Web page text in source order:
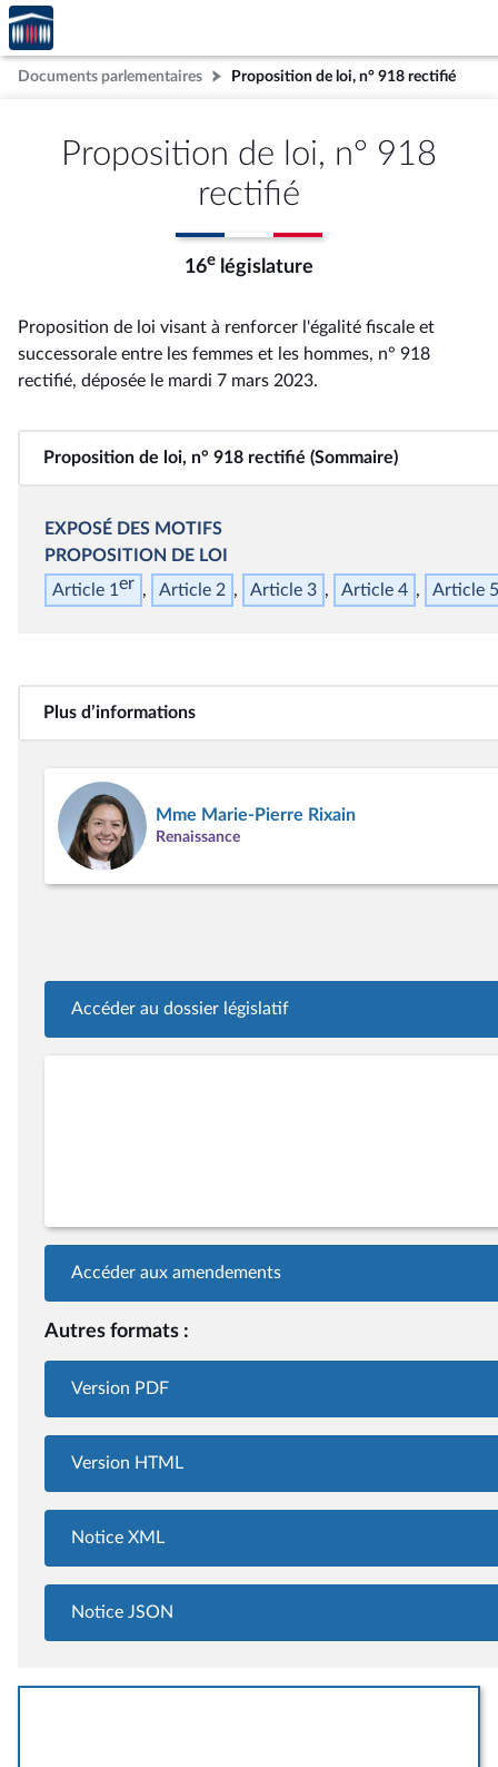
Aller au contenu
Aller en bas de la page
Accèder
à la
page
d'accueil
Documents parlementaires Proposition de loi, n° 918 rectifié
Proposition de loi, n° 918
rectifié
16e législature
Proposition de loi visant à renforcer l'égalité fiscale et
successorale entre les femmes et les hommes, n° 918
rectifié, déposée le mardi 7 mars 2023.
Proposition de loi, n° 918 rectifié (Sommaire)
EXPOSÉ DES MOTIFS
PROPOSITION DE LOI
Article 1er Article 2 Article 3 Article 4 Article 5
Plus d’informations
Mme Marie-Pierre Rixain
Renaissance
Accéder au dossier législatif
Accéder aux amendements
Autres formats :
Version PDF
Version HTML
Notice XML
Notice JSON